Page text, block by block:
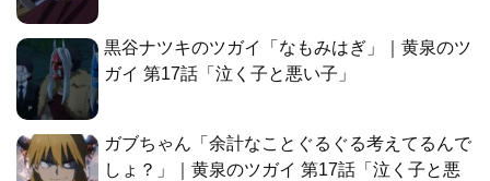
黒谷ナツキのツガイ「なもみはぎ」｜黄泉のツ
ガイ 第17話「泣く子と悪い子」
ガブちゃん「余計なことぐるぐる考えてるんで
しょ？」｜黄泉のツガイ 第17話「泣く子と悪